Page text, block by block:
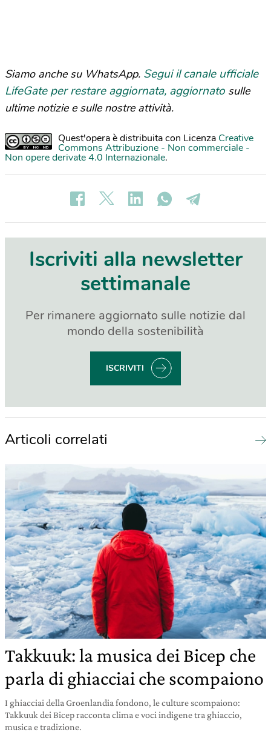
Siamo anche su WhatsApp. Segui il canale ufficiale
LifeGate per restare aggiornata, aggiornato sulle
ultime notizie e sulle nostre attività.
Quest'opera è distribuita con Licenza Creative
Commons Attribuzione - Non commerciale -
Non opere derivate 4.0 Internazionale.
Iscriviti alla newsletter
settimanale
Per rimanere aggiornato sulle notizie dal
mondo della sostenibilità
ISCRIVITI
Articoli correlati
Takkuuk: la musica dei Bicep che
parla di ghiacciai che scompaiono
I ghiacciai della Groenlandia fondono, le culture scompaiono:
Takkuuk dei Bicep racconta clima e voci indigene tra ghiaccio,
musica e tradizione.